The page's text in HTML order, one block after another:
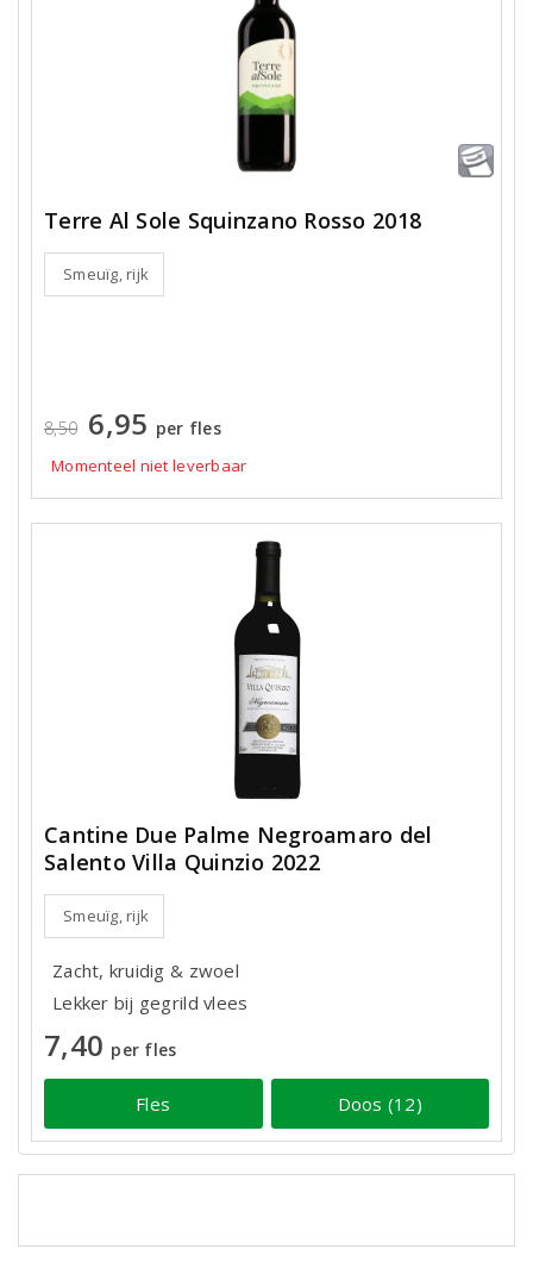
Terre Al Sole Squinzano Rosso 2018
Smeuïg, rijk
8,50 6,95 per fles
Momenteel niet leverbaar
Cantine Due Palme Negroamaro del
Salento Villa Quinzio 2022
Smeuïg, rijk
Zacht, kruidig & zwoel
Lekker bij gegrild vlees
7,40 per fles
Fles Doos (12)